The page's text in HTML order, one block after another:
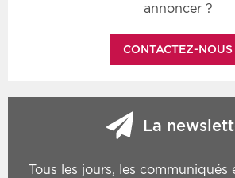
annoncer ?
CONTACTEZ-NOUS
La
Tous les jours, les communiqués